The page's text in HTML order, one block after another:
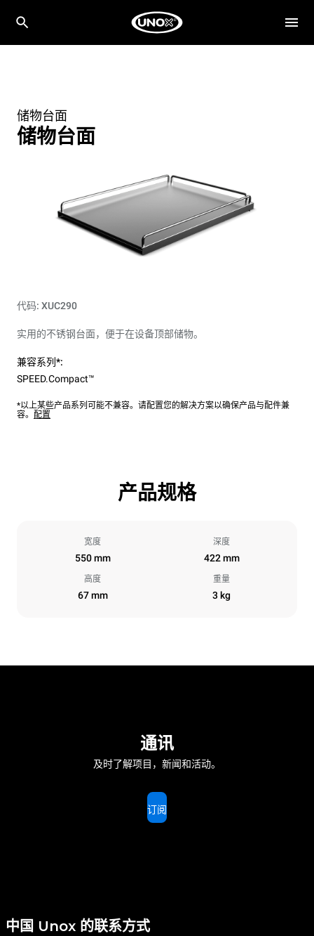
储物台面
储物台面
代码: XUC290
实用的不锈钢台面，便于在设备顶部储物。
兼容系列*:
SPEED.Compact™
*以上某些产品系列可能不兼容。请配置您的解决方案以确保产品与配件兼
容。 配置
产品规格
宽度
550 mm
深度
422 mm
高度
67 mm
重量
3 kg
通讯
及时了解项目，新闻和活动。
订阅
中国 Unox 的联系方式